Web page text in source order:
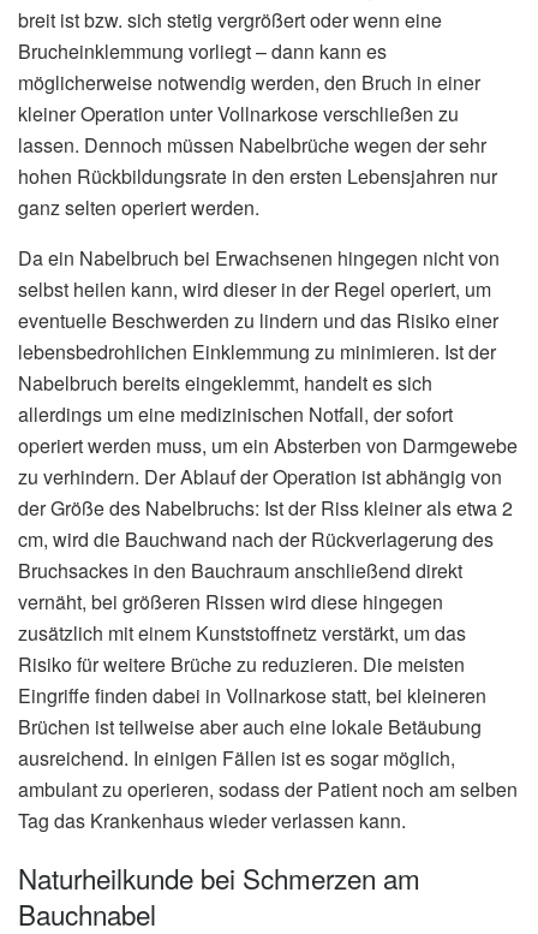
breit ist bzw. sich stetig vergrößert oder wenn eine
Brucheinklemmung vorliegt – dann kann es
möglicherweise notwendig werden, den Bruch in einer
kleiner Operation unter Vollnarkose verschließen zu
lassen. Dennoch müssen Nabelbrüche wegen der sehr
hohen Rückbildungsrate in den ersten Lebensjahren nur
ganz selten operiert werden.
Da ein Nabelbruch bei Erwachsenen hingegen nicht von
selbst heilen kann, wird dieser in der Regel operiert, um
eventuelle Beschwerden zu lindern und das Risiko einer
lebensbedrohlichen Einklemmung zu minimieren. Ist der
Nabelbruch bereits eingeklemmt, handelt es sich
allerdings um eine medizinischen Notfall, der sofort
operiert werden muss, um ein Absterben von Darmgewebe
zu verhindern. Der Ablauf der Operation ist abhängig von
der Größe des Nabelbruchs: Ist der Riss kleiner als etwa 2
cm, wird die Bauchwand nach der Rückverlagerung des
Bruchsackes in den Bauchraum anschließend direkt
vernäht, bei größeren Rissen wird diese hingegen
zusätzlich mit einem Kunststoffnetz verstärkt, um das
Risiko für weitere Brüche zu reduzieren. Die meisten
Eingriffe finden dabei in Vollnarkose statt, bei kleineren
Brüchen ist teilweise aber auch eine lokale Betäubung
ausreichend. In einigen Fällen ist es sogar möglich,
ambulant zu operieren, sodass der Patient noch am selben
Tag das Krankenhaus wieder verlassen kann.
Naturheilkunde bei Schmerzen am
Bauchnabel